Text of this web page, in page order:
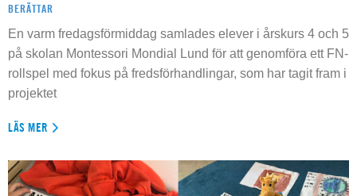
BERÄTTAR
En varm fredagsförmiddag samlades elever i årskurs 4 och 5
på skolan Montessori Mondial Lund för att genomföra ett FN-
rollspel med fokus på fredsförhandlingar, som har tagit fram i
projektet
LÄS MER